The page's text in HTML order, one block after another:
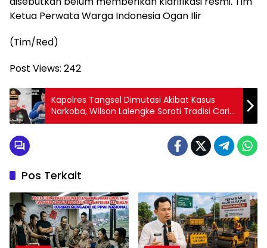
Ketua Perwata Warga Indonesia Ogan Ilir
(Tim/Red)
Post Views: 242
Kapolres Tangsel Dimutasi Akibat Kasus
Narkoba, Wilson Lalengke Soroti Tradisi Cari
Cuan untuk Beli Bintang di Polri
Pos Terkait